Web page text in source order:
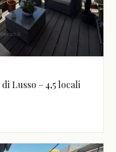
Lusso – 4,5 locali